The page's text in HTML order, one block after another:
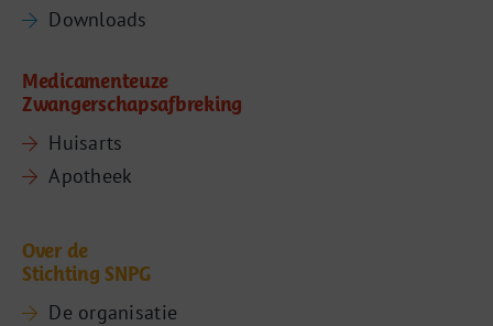
Downloads
Medicamenteuze
Zwangerschapsafbreking
Huisarts
Apotheek
Over de
Stichting SNPG
De organisatie